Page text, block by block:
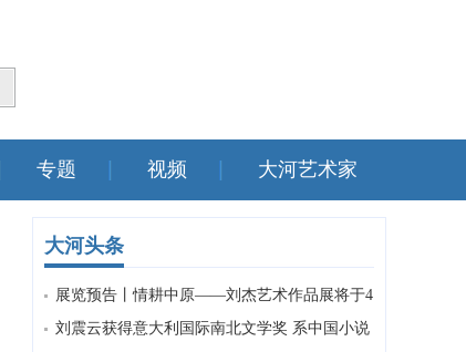
专题 视频 大河艺术家
大河头条
展览预告丨情耕中原——刘杰艺术作品展将于4
月2日开幕
刘震云获得意大利国际南北文学奖 系中国小说